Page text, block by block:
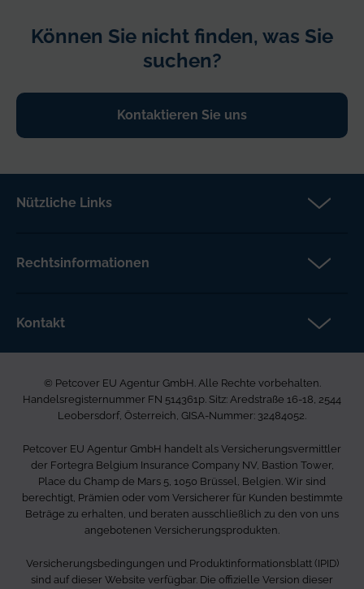
Können Sie nicht finden, was Sie
suchen?
Kontaktieren Sie uns
Nützliche Links
FAQs DE
Rechtsinformationen
Seitenverzeichnis
Kontakt
2544 Leobersdorf
Österreich
info.at@petcovergroup.com
© Petcover EU Agentur GmbH. Alle Rechte vorbehalten.
Handelsregisternummer FN 514361p. Sitz: Aredstraße 16-18, 2544
Leobersdorf, Österreich, GISA-Nummer: 32484052.
Petcover EU Agentur GmbH handelt als Versicherungsvermittler
der Fortegra Belgium Insurance Company NV, Bastion Tower,
Place du Champ de Mars 5, 1050 Brüssel, Belgien. Wir sind
berechtigt, Prämien oder vom Versicherer für Kunden bestimmte
Beträge zu erhalten, und beraten ausschließlich zu den von uns
angebotenen Versicherungsprodukten.
Versicherungsbedingungen und Produktinformationsblatt (IPID)
sind auf dieser Website verfügbar. Die offizielle Version dieser